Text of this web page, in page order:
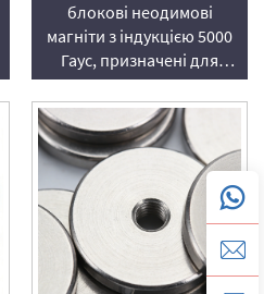
блокові неодимові
магніти з індукцією 5000
Гаус, призначені для
генераторів —
високопотужні постійні
магніти з нікель-залізо-
бору (NdFeB)